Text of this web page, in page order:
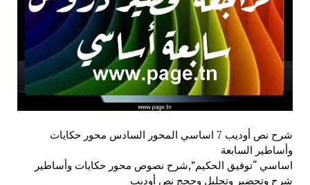
شرح نص أوديب 7 اساسي المحور السادس محور حكايات
وأساطير السابعة
اساسي “توفيق الحكيم”,شرح نصوص محور حكايات وأساطير
شرح وتحضير وتحليل وحجج نص أوديب